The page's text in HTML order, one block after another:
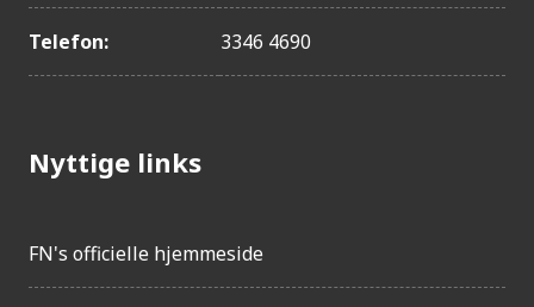
Telefon: 3346 4690
Nyttige links
FN's officielle hjemmeside